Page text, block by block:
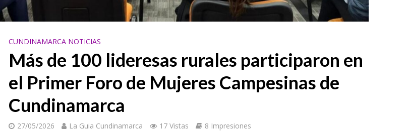
CUNDINAMARCA NOTICIAS
Más de 100 lideresas rurales participaron en
el Primer Foro de Mujeres Campesinas de
Cundinamarca
27/05/2026 La Guia Cundinamarca 17 Vistas 8 Impresiones